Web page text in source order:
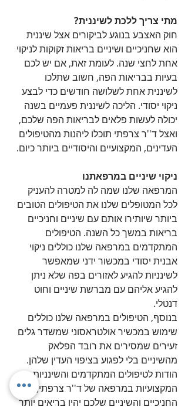
מתי צריך ללכת לשיננית?
חוק האצבע בנוגע לביקורים אצל שיננית
הוא שחניכיים ושיניים בריאות זקוקות לניקוי
אחת לחצי שנה. לעומת זאת, אם יש לכם
בעיות בבריאות הפה, חשוב שתלכו
לשיננית אחת לשלושה חודשים כדי לבצע
ניקוי יסודי. הליכה לשיננית פעמיים בשנה
יכולה לעשות פלאים לבריאות הפה שלכם,
ואצל ד''ר צרפתי תוכלו ליהנות מהטיפולים
העדינים, המקצועיים והיסודיים ביותר כיום.
ניקוי שיניים במרפאתנו
המרפאה שלנו שמה לה למטרה להעניק
לכל המטופלים שלנו את הטיפולים הטובים
ביותר שיותירו אותם עם שיניים וחניכיים
בריאות במשך כל השנה. הטיפולים
המתקדמים במרפאה שלנו כוללים ניקוי
אבנית יסודי במכשור ידני שמאפשר
לשינניות להגיע לאזורים בפה שלא ניתן
להגיע אליהם עם מברשת שיניים וחוט
דנטלי.
בנוסף, הטיפולים במרפאה שלנו כוללים
שימוש במכשיר אולטראסוני שמשדר גלים
זעירים שמסירים את רובד הפלאק
מהשיניים בלי לפגוע בציפוי העדין שלהן.
הודות לטיפולים המתקדמים והשינניות
המקצועיות במרפאה של ד''ר צרפתי,
החניכיים והשיניים שלכם יהיו בריאים יותר